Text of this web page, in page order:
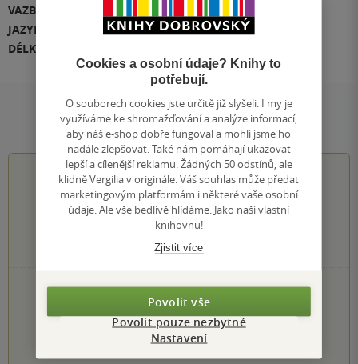
VAZBA
JAZYK
čeština
DÉLKA
Hodnocení a recenze čtenářů
0.0z5
hodnocení čtenářů
0×
5 hvězdiček
0×
4 hvězdičky
0×
3 hvězdičky
0×
2 hvězdičky
1 hvezdička
Cookies a osobní údaje? Knihy to
potřebují.
O souborech cookies jste určitě již slyšeli. I my je
využíváme ke shromažďování a analýze informací,
aby náš e-shop dobře fungoval a mohli jsme ho
nadále zlepšovat. Také nám pomáhají ukazovat
lepší a cílenější reklamu. Žádných 50 odstínů, ale
klidně Vergilia v originále. Váš souhlas může předat
marketingovým platformám i některé vaše osobní
údaje. Ale vše bedlivě hlídáme. Jako naši vlastní
knihovnu!
Zjistit více
Povolit vše
Povolit pouze nezbytné
Nastavení